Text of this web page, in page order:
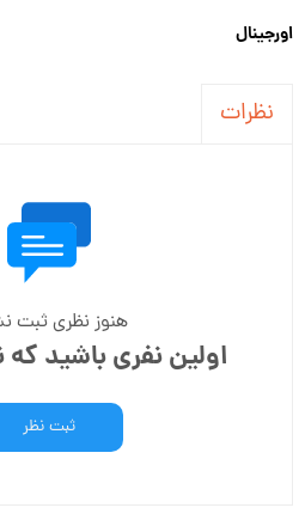
اورجینال
نظرات
هنوز نظری ثبت
اولین نفری باشید
ثبت نظر